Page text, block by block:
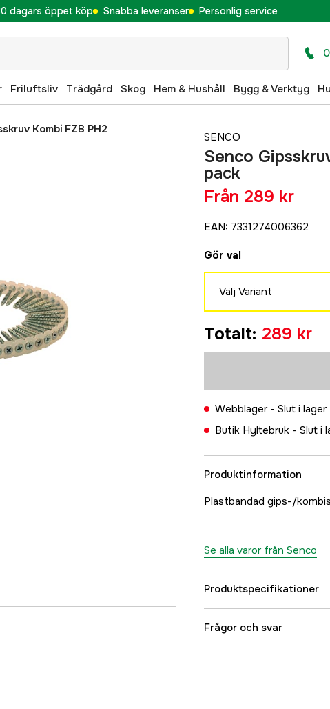
dagars öppet köp Snabba leveranser Personlig service
Friluftsliv Trädgård Skog Hem & Hushåll Bygg & Verktyg
Kombi FZB PH2
SENCO
Senco
pack
Från 289 kr
EAN: 7331274006362
Gör val
Välj Variant
289 kr
399 kr
Totalt: 289 kr
Webblager - Slut i lager
Butik Hyltebruk - Slut i
Produktinformation
Plastbandad gips-/
Se alla varor från Senco
Produktspecifikationer
Diameter
Frågor och svar